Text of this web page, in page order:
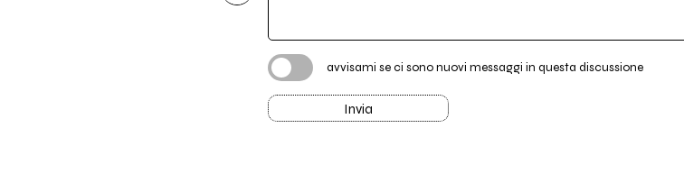
avvisami se ci sono nuovi messaggi in questa discussione
Invia